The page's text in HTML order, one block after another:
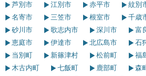
芦別市
江別市 赤平市 紋別
名寄市
三笠市 根室市 千歳
砂川市
歌志内市 深川市 富
恵庭市
伊達市 北広島市 石
当別町
新篠津村 松前町 福
木古内町
七飯町 鹿部町 森